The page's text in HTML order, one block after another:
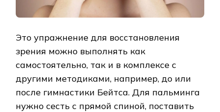
Это упражнение для восстановления
зрения можно выполнять как
самостоятельно, так и в комплексе с
другими методиками, например, до или
после гимнастики Бейтса. Для пальминга
нужно сесть с прямой спиной, поставить